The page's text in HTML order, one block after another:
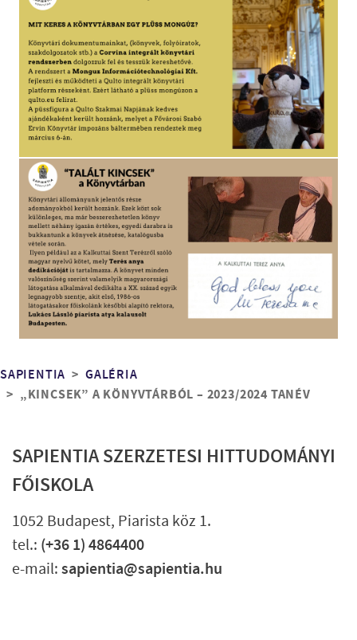
Morzsa
SAPIENTIA GALÉRIA
„KINCSEK” A KÖNYVTÁRBÓL – 2023/2024 TANÉV
SAPIENTIA SZERZETESI HITTUDOMÁNYI
FŐISKOLA
1052 Budapest, Piarista köz 1.
tel.: (+36 1) 4864400
e-mail:sapientia@sapientia.hu